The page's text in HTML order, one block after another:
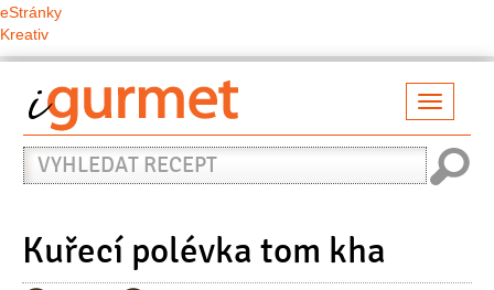
eStránky
Kreativ
Vyhledat
recept
Kuřecí polévka tom kha